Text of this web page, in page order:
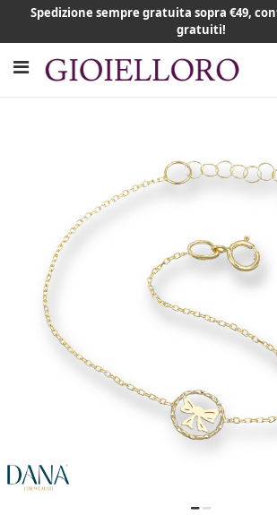
Spedizione sempre gratuita sopra €49,
gratuiti!